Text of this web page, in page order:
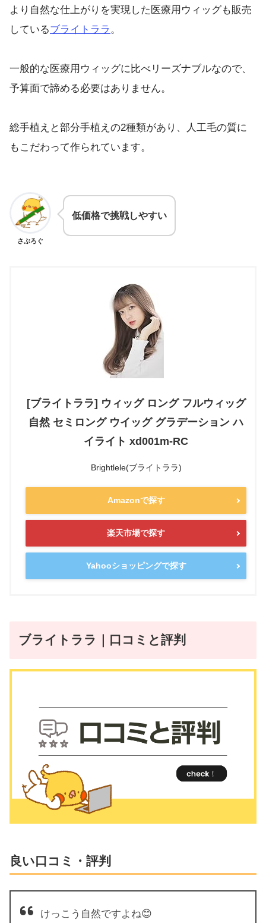
より自然な仕上がりを実現した医療用ウィッグも販売
しているブライトララ 。
一般的な医療用ウィッグに比べリーズナブルなので、
予算面で諦める必要はありません。
総手植えと部分手植えの2種類があり、人工毛の質に
もこだわって作られています。
さぶろぐ
低価格で挑戦しやすい
[ブライトララ] ウィッグ ロング フルウィッグ
自然 セミロング ウイッグ グラデーション ハ
イライト xd001m-RC
Brightlele(ブライトララ)
Amazonで探す
楽天市場で探す
Yahooショッピングで探す
ブライトララ｜口コミと評判
良い口コミ・評判
けっこう自然ですよね😊